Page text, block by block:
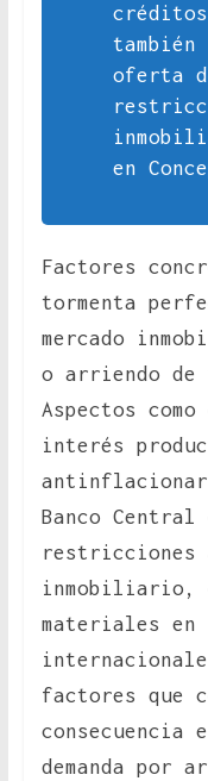
oferta
en
Factores
tormenta
mercado
o arriendo de
Aspectos
interés
Banco Central
inmobiliario,
materiales en
factores que
consecuencia
demanda por